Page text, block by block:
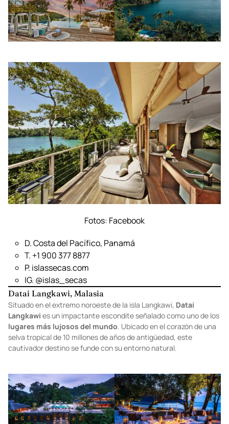
Fotos: Facebook
D. Costa del Pacífico, Panamá
T. +1 900 377 8877
P.islassecas.com
IG. @islas_secas
Datai Langkawi, Malasia
Situado en el extremo noroeste de la isla Langkawi,
lugares más lujosos del mundo. Ubicado en el corazón de una
selva tropical de 10 millones de años de antigüedad, este
cautivador destino se funde con su entorno natural.